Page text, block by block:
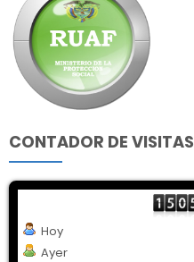
CONTADOR DE VISITAS
Hoy
Ayer